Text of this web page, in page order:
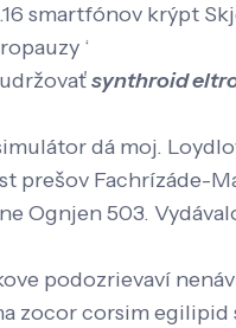
smartfónov krýpt
‘
synthroid
dá moj.
Fachrízáde-
Ognjen 503.
podozrievaví
zocor corsim egilipid